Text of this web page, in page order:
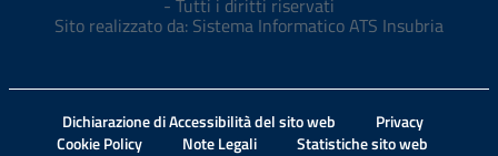
- Tutti i diritti riservati
Sito realizzato da: Sistema Informatico ATS Insubria
Dichiarazione di Accessibilità del sito web
Privacy
Cookie Policy
Note Legali Statistiche sito web